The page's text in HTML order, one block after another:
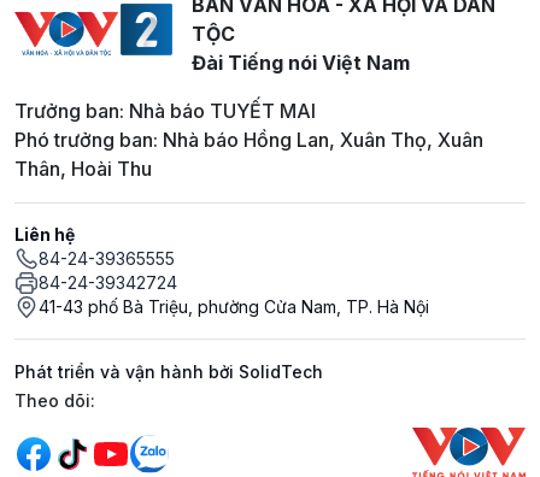
TỘC
Đài Tiếng nói Việt Nam
Trưởng ban: Nhà báo TUYẾT MAI
Phó trưởng ban: Nhà báo Hồng Lan, Xuân Thọ, Xuân
Thân, Hoài Thu
Liên hệ
84-24-39365555
84-24-39342724
41-43 phố Bà Triệu, phường Cửa Nam, TP. Hà Nội
Phát triển và vận hành bởi SolidTech
Mạng xã hội
Theo dõi: